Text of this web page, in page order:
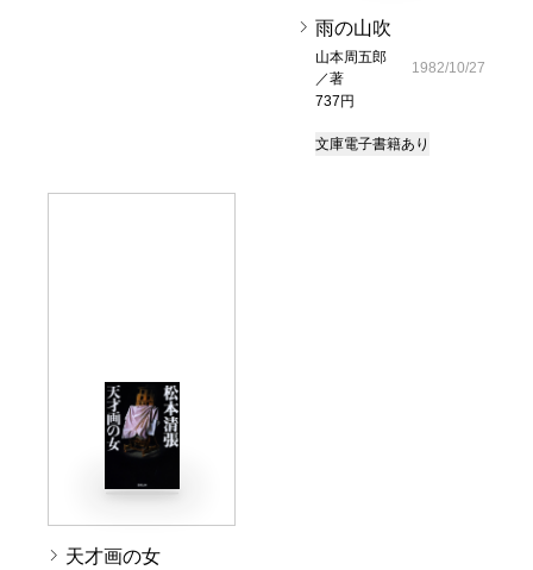
雨の山吹
山本周五郎
／著
737円
1982/10/27
文庫電子書籍あり
天才画の女